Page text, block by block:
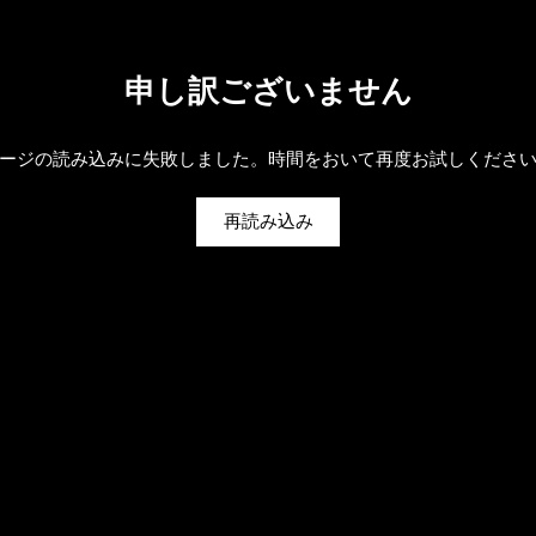
申し訳ございません
ジの読み込みに失敗しました。時間をおいて再度お試しくださ
再読み込み